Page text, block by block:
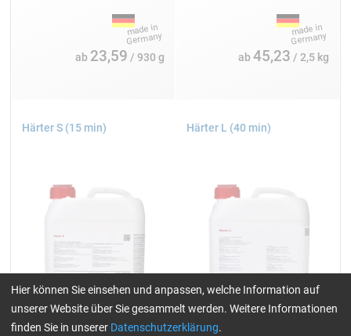
ab 23,59 / 930 g ab45,23 / 2,5 kg
Härter S (15 min) Härter L (40 min)
Hier können Sie einsehen und anpassen, welche Information auf
unserer Website über Sie gesammelt werden. Weitere Informationen
finden Sie in unserer Datenschutzerklärung.